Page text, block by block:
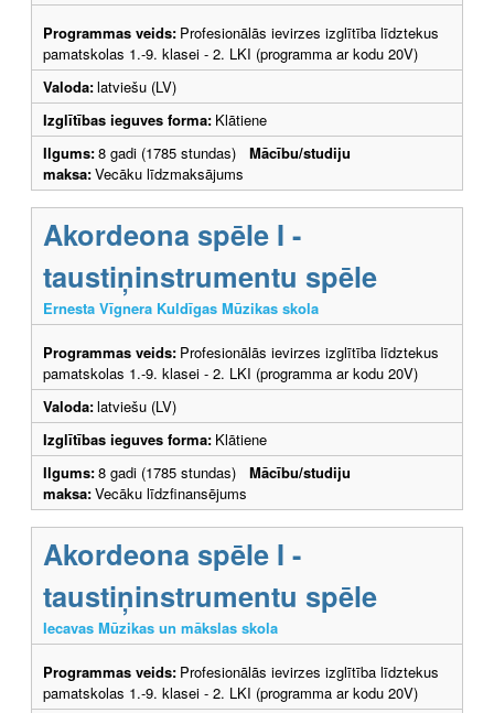
Programmas veids: Profesionālās ievirzes izglītība līdztekus
pamatskolas 1.-9. klasei - 2. LKI (programma ar kodu 20V)
Valoda:latviešu (LV)
Izglītības ieguves forma: Klātiene
Ilgums:8 gadi (1785 stundas) Mācību/studiju
maksa:Vecāku līdzmaksājums
Akordeona spēle I -
taustiņinstrumentu spēle
Ernesta Vīgnera Kuldīgas Mūzikas skola
Programmas veids: Profesionālās ievirzes izglītība līdztekus
pamatskolas 1.-9. klasei - 2. LKI (programma ar kodu 20V)
Valoda:latviešu (LV)
Izglītības ieguves forma: Klātiene
Ilgums:8 gadi (1785 stundas) Mācību/studiju
maksa:Vecāku līdzfinansējums
Akordeona spēle I -
taustiņinstrumentu spēle
Iecavas Mūzikas un mākslas skola
Programmas veids: Profesionālās ievirzes izglītība līdztekus
pamatskolas 1.-9. klasei - 2. LKI (programma ar kodu 20V)